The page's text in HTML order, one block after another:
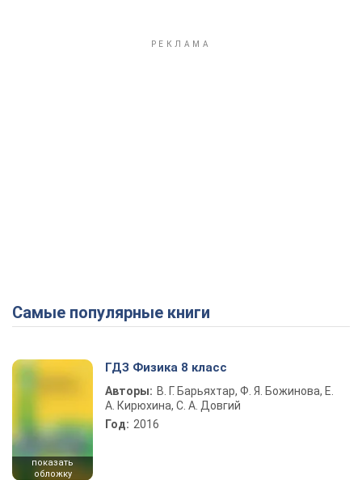
Самые популярные книги
показать
обложку
ГДЗ Физика 8 класс
Авторы: В. Г. Барьяхтар, Ф. Я. Божинова, Е.
А. Кирюхина, С. А. Довгий
Год: 2016